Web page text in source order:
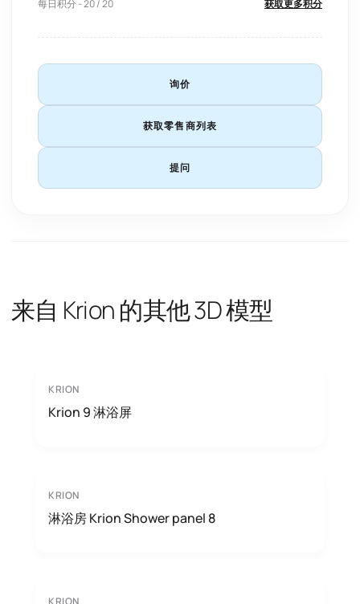
每日积分 - 20 / 20 获取更多积分
询价
获取零售商列表
提问
来自 Krion 的其他 3D 模型
KRION
Krion 9 淋浴屏
KRION
淋浴房 Krion Shower panel 8
KRION